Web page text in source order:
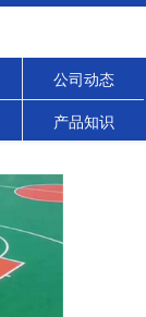
公司动态
产品知识